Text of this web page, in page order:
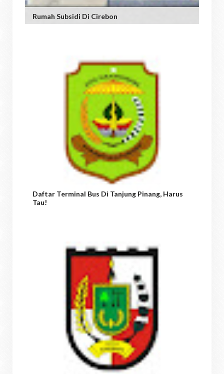
Rumah Subsidi Di Cirebon
Daftar Terminal Bus Di Tanjung Pinang, Harus
Tau!